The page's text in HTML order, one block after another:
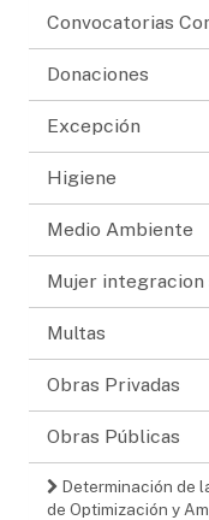
Convocatorias
Donaciones
Excepción
Higiene
Medio Ambiente
Mujer integracion
Multas
Obras Privadas
Obras Públicas
Determinación de
de Optimización y